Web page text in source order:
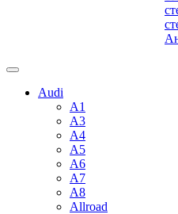
Audi
A1
A3
A4
A5
A6
A7
A8
Allroad